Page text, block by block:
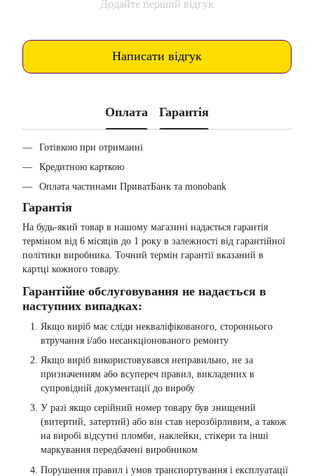
Додайте перший відгук
Написати відгук
Оплата Гарантія
Готівкою при отриманні
Кредитною карткою
Оплата частинами ПриватБанк та monobank
Гарантія
На будь-який товар в нашому магазині надається гарантія
терміном від 6 місяців до 1 року в залежності від гарантійної
політики виробника. Точний термін гарантії вказаний в
картці кожного товару.
Гарантійне обслуговування не надається в
наступних випадках:
Якщо виріб має сліди некваліфікованого, стороннього
втручання і/або несанкціонованого ремонту
Якщо виріб використовувався неправильно, не за
призначенням або всупереч правил, викладених в
супровідній документації до виробу
У разі якщо серійний номер товару був знищений
(витертий, затертий) або він став нерозбірливим, а також
на виробі відсутні пломби, наклейки, стікери та інші
маркування передбачені виробником
Порушення правил і умов транспортування і експлуатації